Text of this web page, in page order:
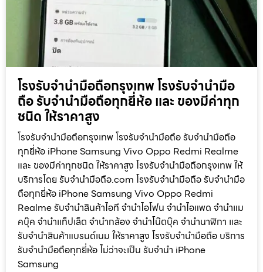
โรงรับจำนำมือถือกรุงเทพ โรงรับจำนำมือ
ถือ รับจำนำมือถือทุกยี่ห้อ และ ของมีค่าทุก
ชนิด ให้ราคาสูง
โรงรับจำนำมือถือกรุงเทพ โรงรับจำนำมือถือ รับจำนำมือถือ
ทุกยี่ห้อ iPhone Samsung Vivo Oppo Redmi Realme
และ ของมีค่าทุกชนิด ให้ราคาสูง โรงรับจำนำมือถือกรุงเทพ ให้
บริการโดย รับจํานํามือถือ.com โรงรับจำนำมือถือ รับจำนำมือ
ถือทุกยี่ห้อ iPhone Samsung Vivo Oppo Redmi
Realme รับจำนำสินค้าไอที จำนำไอโฟน จำนำไอแพด จำนำแม
คบุ๊ค จำนำแท็ปเล็ต จำนำกล้อง จำนำโน๊ตบุ๊ค จำนำนาฬิกา และ
รับจำนำสินค้าแบรนด์เนม ให้ราคาสูง โรงรับจำนำมือถือ บริการ
รับจำนำมือถือทุกยี่ห้อ ไม่ว่าจะเป็น รับจำนำ iPhone
Samsung